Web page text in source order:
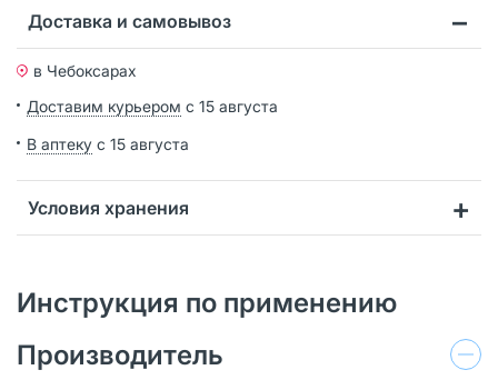
Доставка и самовывоз
в Чебоксарах
Доставим курьером с 15 августа
В аптеку с 15 августа
Условия хранения
Инструкция по применению
Производитель